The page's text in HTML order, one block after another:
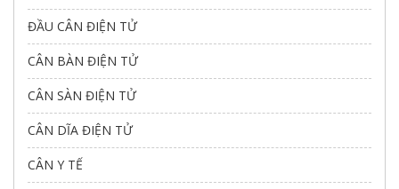
ĐẦU CÂN ĐIỆN TỬ
CÂN BÀN ĐIỆN TỬ
CÂN SÀN ĐIỆN TỬ
CÂN DĨA ĐIỆN TỬ
CÂN Y TẾ